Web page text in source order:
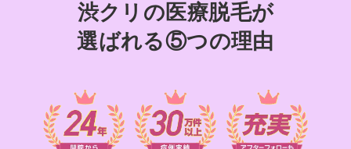
渋クリの医療脱毛が
選ばれる⑤つの理由